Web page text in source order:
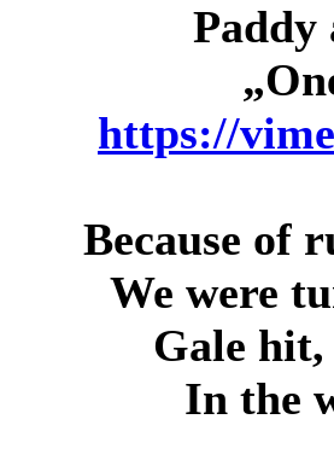
Paddy
https://
Because of
We were
Gale hit,
In the